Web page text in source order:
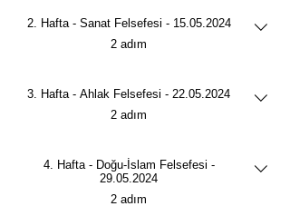
2. Hafta - Sanat Felsefesi - 15.05.2024
.
2 adım
3. Hafta - Ahlak Felsefesi - 22.05.2024
.
2 adım
4. Hafta - Doğu-İslam Felsefesi -
29.05.2024
.
2 adım